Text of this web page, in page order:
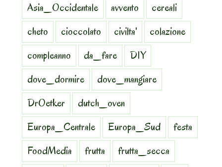
Asia_Occidentale
avvento
cereali
cheto
cioccolato civilta'
colazione
compleanno
da_fare
DIY
dove_dormire
dove_mangiare
DrOetker
dutch_oven
Europa_Centrale
Europa_Sud
festa
FoodMedia
frutta
frutta_secca